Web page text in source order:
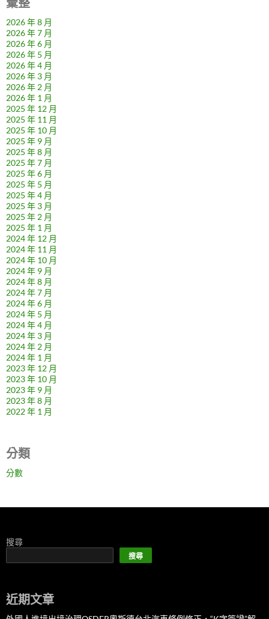
2026 年 8 月
2026 年 7 月
2026 年 6 月
2026 年 5 月
2026 年 4 月
2026 年 3 月
2026 年 2 月
2026 年 1 月
2025 年 12 月
2025 年 11 月
2025 年 10 月
2025 年 9 月
2025 年 8 月
2025 年 7 月
2025 年 6 月
2025 年 5 月
2025 年 4 月
2025 年 3 月
2025 年 2 月
2025 年 1 月
2024 年 12 月
2024 年 11 月
2024 年 10 月
2024 年 9 月
2024 年 8 月
2024 年 7 月
2024 年 6 月
2024 年 5 月
2024 年 4 月
2024 年 3 月
2024 年 2 月
2024 年 1 月
2023 年 12 月
2023 年 10 月
2023 年 9 月
2023 年 8 月
2022 年 1 月
分類
分數
搜尋
搜尋
近期文章